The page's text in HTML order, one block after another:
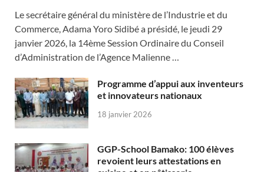
Le secrétaire général du ministère de l’Industrie et du
Commerce, Adama Yoro Sidibé a présidé, le jeudi 29
janvier 2026, la 14ème Session Ordinaire du Conseil
d’Administration de l’Agence Malienne …
Programme d’appui aux inventeurs
et innovateurs nationaux
18 janvier 2026
GGP-School Bamako: 100 élèves
revoient leurs attestations en